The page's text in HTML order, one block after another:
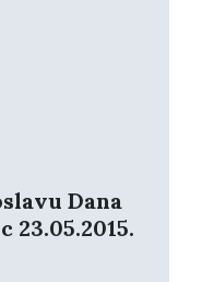
Dana
23.05.2015.